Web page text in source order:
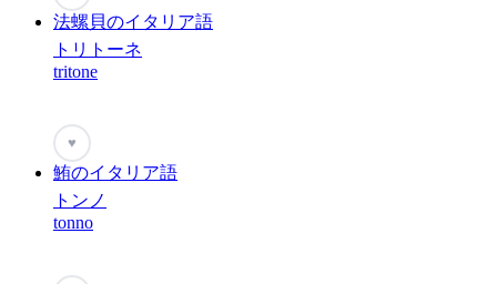
法螺貝のイタリア語
トリトーネ
tritone
♥
鮪のイタリア語
トンノ
tonno